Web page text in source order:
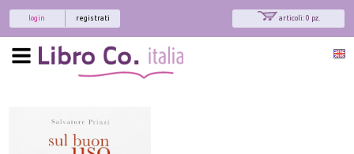
articoli: 0 pz.
registrati
login